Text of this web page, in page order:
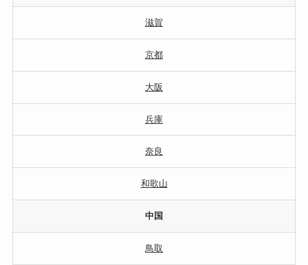
滋賀
京都
大阪
兵庫
奈良
和歌山
中国
鳥取